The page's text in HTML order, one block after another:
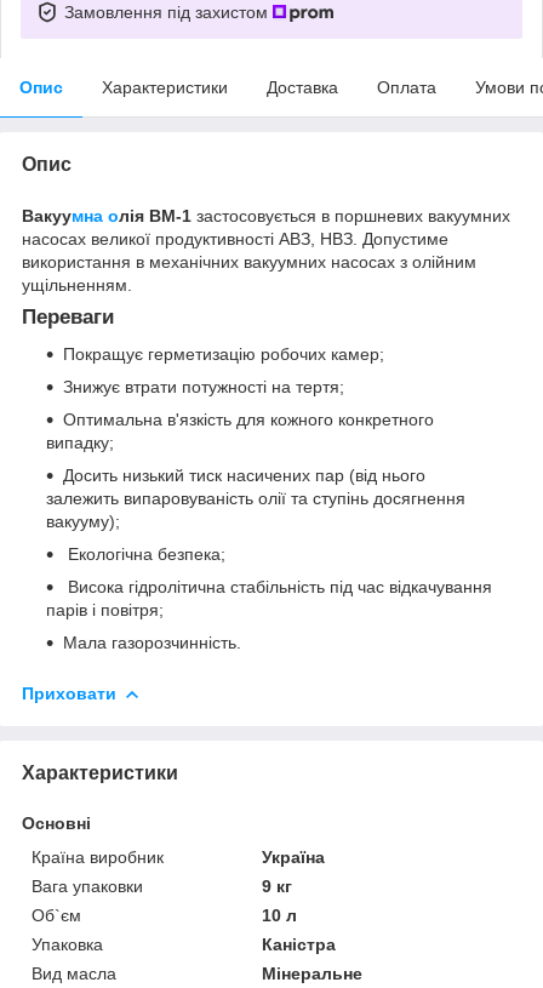
Замовлення під захистом
Опис Характеристики Доставка Оплата Умови
Опис
Вакуумна олія ВМ-1 застосовується в поршневих вакуумних
насосах великої продуктивності АВЗ, НВЗ. Допустиме
використання в механічних вакуумних насосах з олійним
ущільненням.
Переваги
Покращує герметизацію робочих камер;
Знижує втрати потужності на тертя;
Оптимальна в'язкість для кожного конкретного
випадку;
Досить низький тиск насичених пар (від нього
залежить випаровуваність олії та ступінь досягнення
вакууму);
Екологічна безпека;
Висока гідролітична стабільність під час відкачування
парів і повітря;
Мала газорозчинність.
Приховати
Характеристики
Основні
Країна виробник
Україна
Вага упаковки
9 кг
Об`єм
10 л
Упаковка
Каністра
Вид масла
Мінеральне